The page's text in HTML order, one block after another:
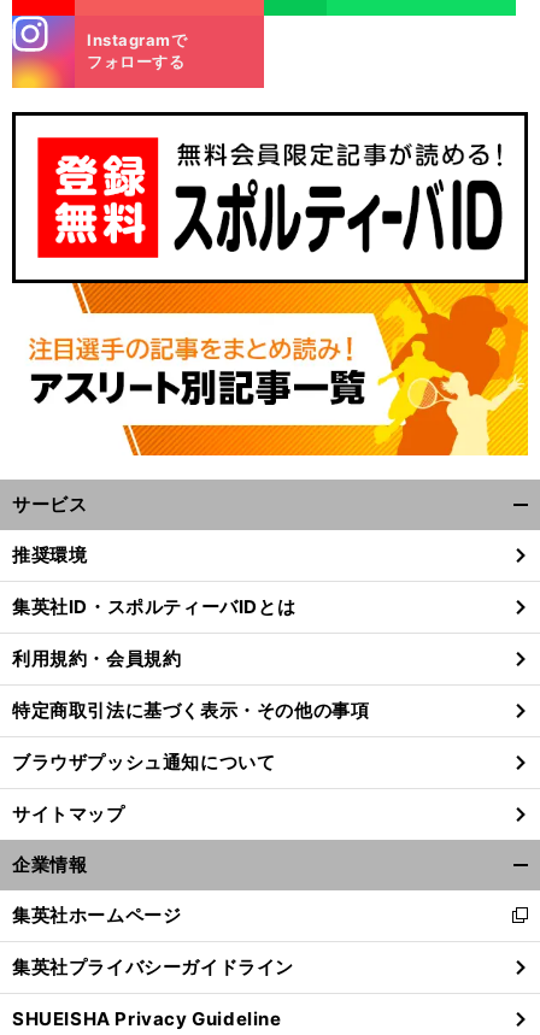
、
。
・
前
m
Instagramで
フォローする
サービス
閉
る
推奨環境
集英社ID・スポルティーバIDとは
利用規約・会員規約
特定商取引法に基づく表示・その他の事項
ブラウザプッシュ通知について
サイトマップ
企業情報
閉
る
集英社ホームページ
新
し
い
ウ
ィ
集英社プライバシーガイドライン
SHUEISHA Privacy Guideline